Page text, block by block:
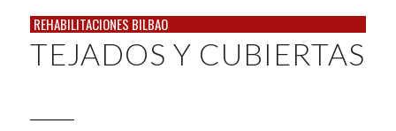
REHABILITACIONES BILBAO
TEJADOS Y CUBIERTAS